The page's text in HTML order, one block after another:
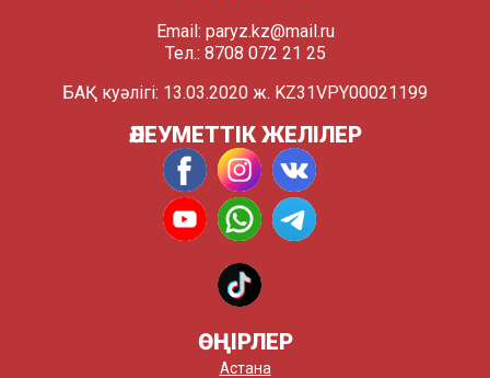
Email: paryz.kz@mail.ru
Тел.: 8708 072 21 25
БАҚ куәлігі: 13.03.2020 ж. KZ31VPY00021199
ӘЛЕУМЕТТІК ЖЕЛІЛЕР
ӨҢІРЛЕР
Астана